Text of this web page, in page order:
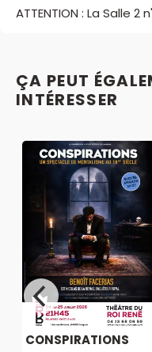
ATTENTION : La Salle
ÇA PEUT
INTÉRESSER
CONSPIRATIONS